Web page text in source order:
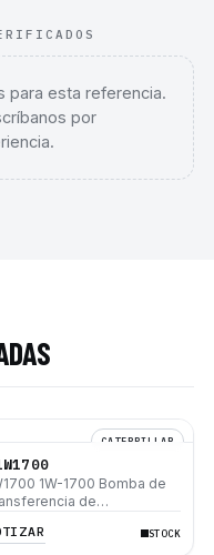
para esta referencia.
por
CATERPILLAR
1W-1700 Bomba de
de
3406C SR4 245 245D
STOCK